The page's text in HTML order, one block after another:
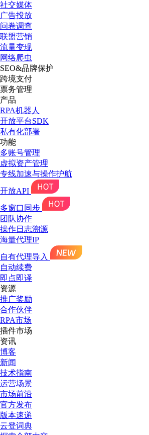
社交媒体
广告投放
问卷调查
联盟营销
流量变现
网络爬虫
SEO&品牌保护
跨境支付
票务管理
产品
RPA机器人
开放平台SDK
私有化部署
功能
多账号管理
虚拟资产管理
专线加速与操作护航
开放API
多窗口同步
团队协作
操作日志溯源
海量代理IP
自有代理导入
自动续费
即点即译
资源
推广奖励
合作伙伴
RPA市场
插件市场
资讯
博客
新闻
技术指南
运营场景
市场前沿
官方发布
版本速递
云登词典